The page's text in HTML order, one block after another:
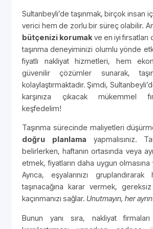
Sultanbeyli’de taşınmak, birçok insan
verici hem de zorlu bir süreç olabilir.
bütçenizi korumak ve en iyi
taşınma deneyiminizi olumlu yönde
fiyatlı nakliyat hizmetleri, hem
güvenilir çözümler sunarak,
kolaylaştırmaktadır. Şimdi,
karşınıza çıkacak mükemmel
keşfedelim!
Taşınma sürecinde maliyetleri
doğru planlama yapmalısınız.
belirlerken, haftanın ortasında veya
etmek, fiyatların daha uygun olmasına
Ayrıca, eşyalarınızı gruplandırarak
taşınacağına karar vermek,
kaçınmanızı sağlar. Unutmayın, her
Bunun yanı sıra, nakliyat